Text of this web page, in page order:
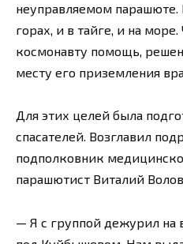
неуправляемом
горах, и в тайге, и на
космонавту помощь,
месту его приземления
Для этих целей была
спасателей. Возглавил
подполковник
парашютист Виталий
— Я с группой дежурил на